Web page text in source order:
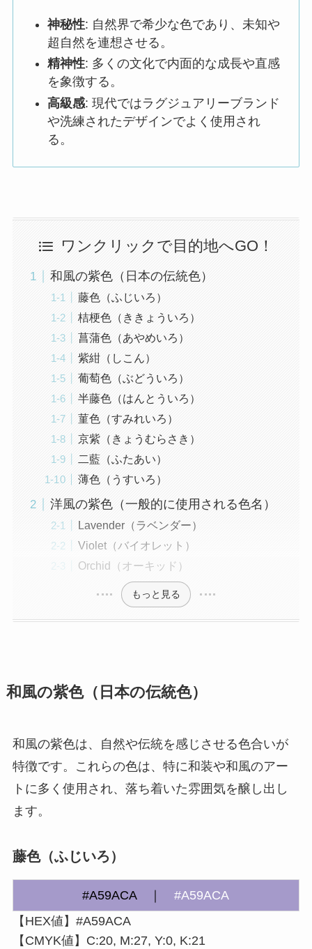
神秘性: 自然界で希少な色であり、未知や
超自然を連想させる。
精神性: 多くの文化で内面的な成長や直感
を象徴する。
高級感: 現代ではラグジュアリーブランド
や洗練されたデザインでよく使用され
る。
ワンクリックで目的地へGO！
和風の紫色（日本の伝統色）
藤色（ふじいろ）
桔梗色（ききょういろ）
菖蒲色（あやめいろ）
紫紺（しこん）
葡萄色（ぶどういろ）
半藤色（はんとういろ）
菫色（すみれいろ）
京紫（きょうむらさき）
二藍（ふたあい）
薄色（うすいろ）
洋風の紫色（一般的に使用される色名）
Lavender（ラベンダー）
Violet（バイオレット）
Orchid（オーキッド）
もっと見る
和風の紫色（日本の伝統色）
和風の紫色は、自然や伝統を感じさせる色合いが
特徴です。これらの色は、特に和装や和風のアー
トに多く使用され、落ち着いた雰囲気を醸し出し
ます。
藤色（ふじいろ）
#A59ACA ｜
#A59ACA
【HEX値】#A59ACA
【CMYK値】C:20, M:27, Y:0, K:21